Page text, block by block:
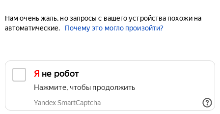
Нам очень жаль, но запросы с вашего устройства похожи на
автоматические.
Почему это могло произойти?
Я не робот
Нажмите, чтобы продолжить
Yandex SmartCaptcha